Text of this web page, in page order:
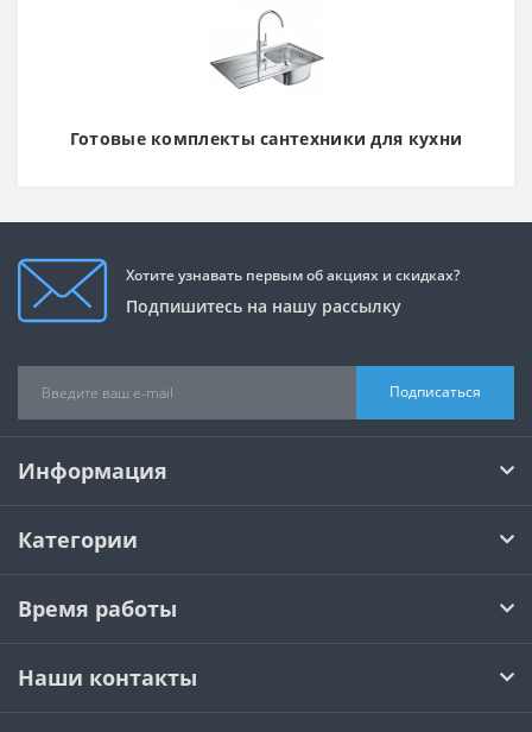
Готовые комплекты сантехники для кухни
Хотите узнавать первым об акциях и скидках?
Подпишитесь на нашу рассылку
Подписаться
Информация
Категории
Время работы
Наши контакты